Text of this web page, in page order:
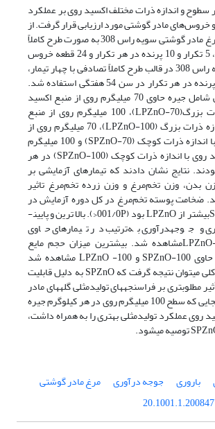
سطوح و اندازه ذرات مختلف اکسید روی بر عملکرد
خروس‌های مادر گوشتی مورد ارزیابی قرار گرفت. از
تعداد 200 قطعه مرغ مادر گوشتی سویه راس 308 به صورت طرح کاملاً
تصادفی با 4 تیمار، 5 تکرار و 10 پرنده در هر تکرار و 24 قطعه خروس
مادر گوشتی سویه راس 308 در قالب طرح کاملاً تصادفی با چهار تیمار،
شش تکرار و یک پرنده در هر تکرار در سن 54 هفتگی استفاده شد.
تیمارهای آزمایشی شامل جیره حاوی 70 میلی­گرم روی از منبع اکسید
روی با اندازه ذرات بزرگ(LPZnO-70)، 100 میلی­گرم روی از منبع
اکسید روی با اندازه ذرات بزرگ (LPZnO-100)، 70 میلی­گرم روی از
منبع اکسید روی با اندازه ذرات کوچک (SPZnO-70) و 100 میلی­گرم
روی از منبع اکسید روی با اندازه ذرات کوچک (SPZnO-100) در هر
نتایج نشان دادند که تیمارهای آزمایشی بر
بدن، وزن تخم‌مرغ و وزن زرده تخم‌مرغ تاثیر
ضخامت پوسته تخم‌مرغ در کل دوره آزمایش در
تیمار حاوی SPZnOبیشتر از LPZnO بود (001/0P<). بالاترین و پایین­
و جوجه­درآوری به‌ترتیب در تیمارهای حاوی
SPZnO-100وLPZnO-70مشاهده شد. بیشترین میزان حجم مایع
منی در تیمارهای حاوی SPZnO-100 و LPZnO -100 مشاهده شد
(05/0P<). به‌طور کلی می­توان نتیجه گرفت که SPZnO به دلیل قابلیت
مطلوب­تری بر فراسنجه­های تولیدمثلی گله­های مادر
گوشتی دارد. از آنجایی ­که سطح 100 میلی­گرم روی در هر کیلوگرم جیره
روی عملکرد تولیدمثلی بهتری را به همراه داشت،
باروری جوجه درآوری
مرغ مادر گوشتی‏